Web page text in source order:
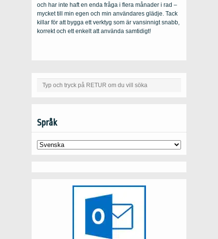
och har inte haft en enda fråga i flera månader i rad –
mycket till min egen och min användares glädje. Tack
killar för att bygga ett verktyg som är vansinnigt snabb,
korrekt och ett enkelt att använda samtidigt!
Språk